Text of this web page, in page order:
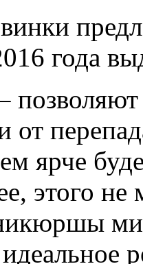
года
позволяют
от
ярче
этого не